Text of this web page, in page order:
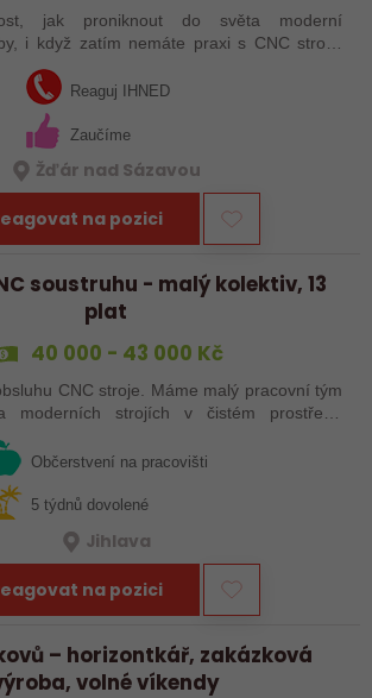
jak proniknout do světa moderní
i když zatím nemáte praxi s CNC stroji?
firma s dlouholetou tradicí a moderním
Reaguj IHNED
Zaučíme
Žďár nad Sázavou
na pozici
soustruhu - malý kolektiv, 13
plat
40 000 - 43 000 Kč
CNC stroje. Máme malý pracovní tým
moderních strojích v čistém prostředí.
od Jihlavy = ŘP sk.B .
Občerstvení na pracovišti
5 týdnů dovolené
Jihlava
na pozici
– horizontkář, zakázková
volné víkendy